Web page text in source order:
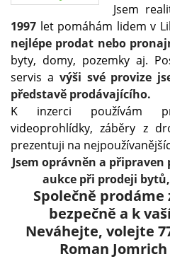
Jsem
1997 let pomáhám lidem v
nejlépe prodat nebo
byty, domy, pozemky aj.
servis a výši své provize
představě prodávajícího.
K inzerci používám
videoprohlídky, záběry z
prezentuji na
Jsem oprávněn a
aukce při prodeji
Společně prodáme
bezpečně a k
Neváhejte, volejte
Roman